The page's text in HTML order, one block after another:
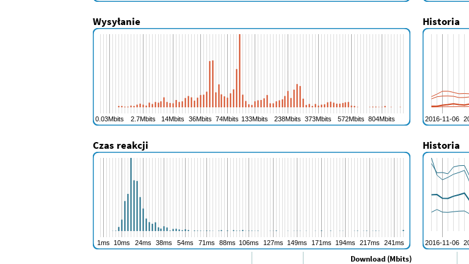
Wysyłanie Historia
Czas reakcji Historia
Download (Mbits)